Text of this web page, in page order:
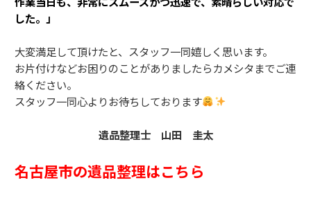
した。」
大変満足して頂けたと、スタッフ一同嬉しく思います。
お片付けなどお困りのことがありましたらカメシタまでご連
絡ください。
スタッフ一同心よりお待ちしております
遺品整理士 山田 圭太
名古屋市の遺品整理はこちら